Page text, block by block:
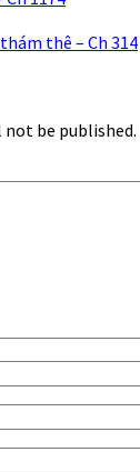
thê – Ch 314
not be published.